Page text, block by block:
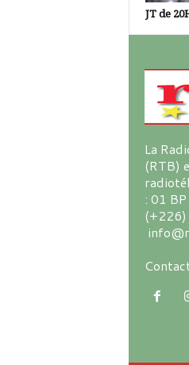
JT de
La
(RTB)
: 01